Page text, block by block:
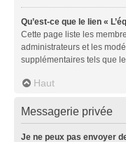
Qu’est-ce que le lien «
Cette page liste les
administrateurs et les
supplémentaires tels que
Haut
Messagerie privée
Je ne peux pas envoyer